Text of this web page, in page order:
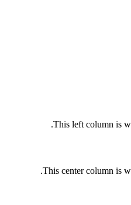
This left column is
This center column is